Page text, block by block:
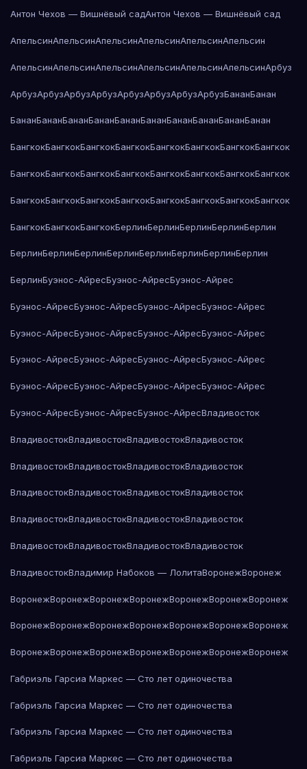
Антон Чехов — Вишнёвый садАнтон Чехов — Вишнёвый сад
АпельсинАпельсинАпельсинАпельсинАпельсинАпельсин
АпельсинАпельсинАпельсинАпельсинАпельсинАпельсинАрбуз
АрбузАрбузАрбузАрбузАрбузАрбузАрбузАрбузБананБанан
БананБананБананБананБананБананБананБананБананБанан
БангкокБангкокБангкокБангкокБангкокБангкокБангкокБангкок
БангкокБангкокБангкокБангкокБангкокБангкокБангкокБангкок
БангкокБангкокБангкокБангкокБангкокБангкокБангкокБангкок
БангкокБангкокБангкокБерлинБерлинБерлинБерлинБерлин
БерлинБерлинБерлинБерлинБерлинБерлинБерлинБерлин
БерлинБуэнос-АйресБуэнос-АйресБуэнос-Айрес
Буэнос-АйресБуэнос-АйресБуэнос-АйресБуэнос-Айрес
Буэнос-АйресБуэнос-АйресБуэнос-АйресБуэнос-Айрес
Буэнос-АйресБуэнос-АйресБуэнос-АйресБуэнос-Айрес
Буэнос-АйресБуэнос-АйресБуэнос-АйресБуэнос-Айрес
Буэнос-АйресБуэнос-АйресБуэнос-АйресВладивосток
ВладивостокВладивостокВладивостокВладивосток
ВладивостокВладивостокВладивостокВладивосток
ВладивостокВладивостокВладивостокВладивосток
ВладивостокВладивостокВладивостокВладивосток
ВладивостокВладивостокВладивостокВладивосток
ВладивостокВладимир Набоков — ЛолитаВоронежВоронеж
ВоронежВоронежВоронежВоронежВоронежВоронежВоронеж
ВоронежВоронежВоронежВоронежВоронежВоронежВоронеж
ВоронежВоронежВоронежВоронежВоронежВоронежВоронеж
Габриэль Гарсиа Маркес — Сто лет одиночества
Габриэль Гарсиа Маркес — Сто лет одиночества
Габриэль Гарсиа Маркес — Сто лет одиночества
Габриэль Гарсиа Маркес — Сто лет одиночества